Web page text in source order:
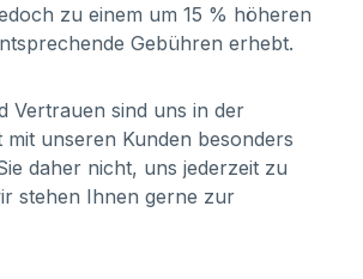
zu einem um 15 % höheren
Gebühren erhebt.
Vertrauen sind uns in der
mit unseren Kunden besonders
daher nicht, uns jederzeit zu
stehen Ihnen gerne zur